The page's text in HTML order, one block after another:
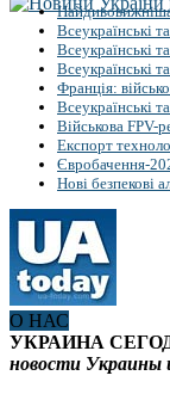
Найдивовижніша
Всеукраїнські
Всеукраїнські
Всеукраїнські
Франція:
Всеукраїнські
Військова FPV-
Експорт
Євробачення-
Нові безпекові
О НАС
УКРАИНА
новости Украины